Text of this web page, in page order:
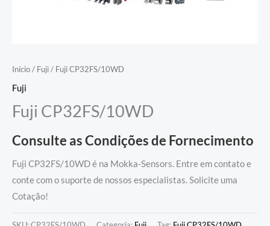
Início/ Fuji/ Fuji CP32FS/10WD
Fuji
Fuji CP32FS/10WD
Consulte as Condições de Fornecimento
Fuji CP32FS/10WD é na Mokka-Sensors. Entre em contato e
conte com o suporte de nossos especialistas. Solicite uma
Cotação!